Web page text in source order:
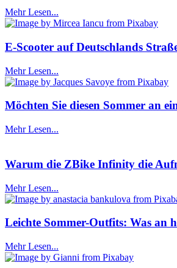
Mehr Lesen...
E-Scooter auf Deutschlands
Mehr Lesen...
Möchten Sie diesen Sommer an
Mehr Lesen...
Warum die ZBike Infinity die
Mehr Lesen...
Leichte Sommer-Outfits: Was an
Mehr Lesen...